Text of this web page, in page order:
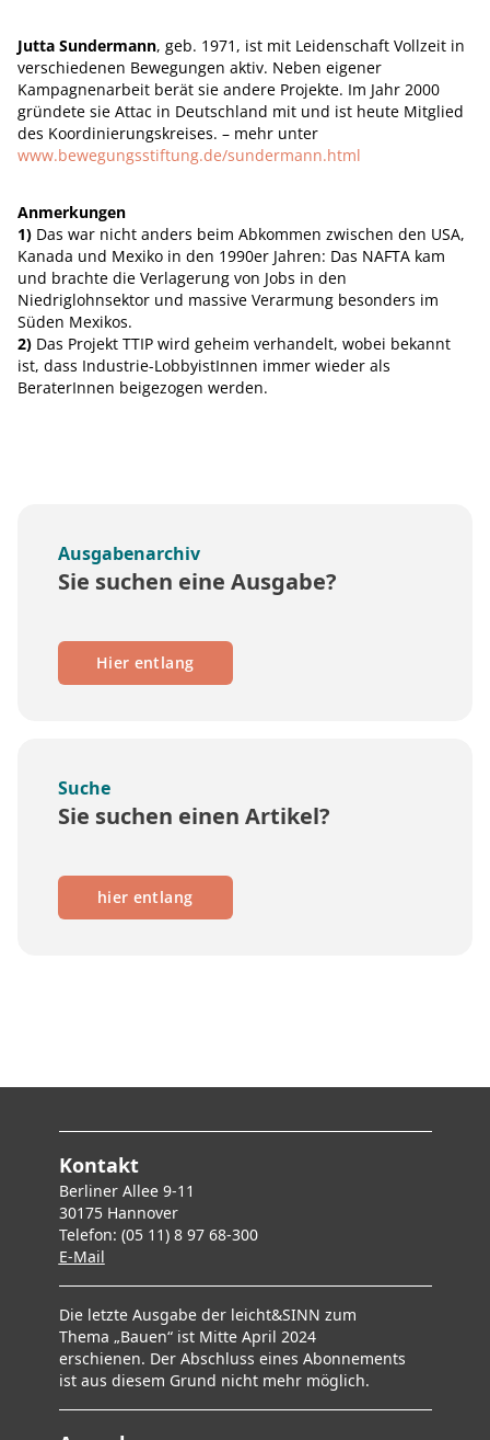
Jutta Sundermann, geb. 1971, ist mit Leidenschaft Vollzeit in
verschiedenen Bewegungen aktiv. Neben eigener
Kampagnenarbeit berät sie andere Projekte. Im Jahr 2000
gründete sie Attac in Deutschland mit und ist heute Mitglied
des Koordinierungskreises. – mehr unter
www.bewegungsstiftung.de/sundermann.html
Anmerkungen
1) Das war nicht anders beim Abkommen zwischen den USA,
Kanada und Mexiko in den 1990er Jahren: Das NAFTA kam
und brachte die Verlagerung von Jobs in den
Niedriglohnsektor und massive Verarmung besonders im
Süden Mexikos.
2) Das Projekt TTIP wird geheim verhandelt, wobei bekannt
ist, dass Industrie-LobbyistInnen immer wieder als
BeraterInnen beigezogen werden.
Ausgabenarchiv
Sie suchen eine Ausgabe?
Hier entlang
Suche
Sie suchen einen Artikel?
hier entlang
Kontakt
Berliner Allee 9-11
30175 Hannover
Telefon: (05 11) 8 97 68-300
E-Mail
Die letzte Ausgabe der leicht&SINN zum
Thema „Bauen“ ist Mitte April 2024
erschienen. Der Abschluss eines Abonnements
ist aus diesem Grund nicht mehr möglich.